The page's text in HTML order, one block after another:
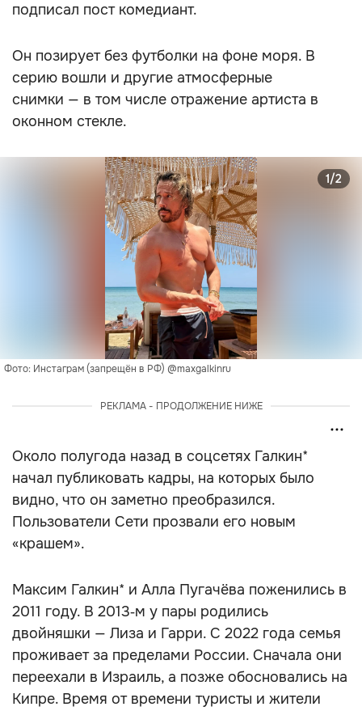
подписал пост комедиант.
Он позирует без футболки на фоне моря. В
серию вошли и другие атмосферные
снимки — в том числе отражение артиста в
оконном стекле.
Фото: Инстаграм (запрещён в РФ) @maxgalkinru
1/2
РЕКЛАМА - ПРОДОЛЖЕНИЕ НИЖЕ
Около полугода назад в соцсетях Галкин*
начал публиковать кадры, на которых было
видно, что он заметно преобразился.
Пользователи Сети прозвали его новым
«крашем».
Максим Галкин* и Алла Пугачёва поженились в
2011 году. В 2013‑м у пары родились
двойняшки — Лиза и Гарри. С 2022 года семья
проживает за пределами России. Сначала они
переехали в Израиль, а позже обосновались на
Кипре. Время от времени туристы и жители